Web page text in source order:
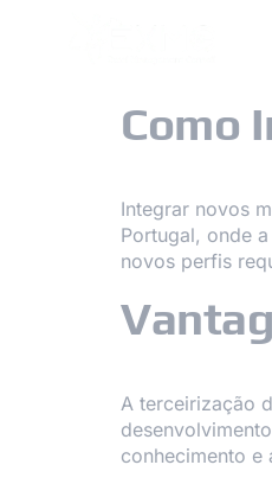
Como
Integrar novos
Portugal, onde
novos perfis
A terceirização
conhecimento e